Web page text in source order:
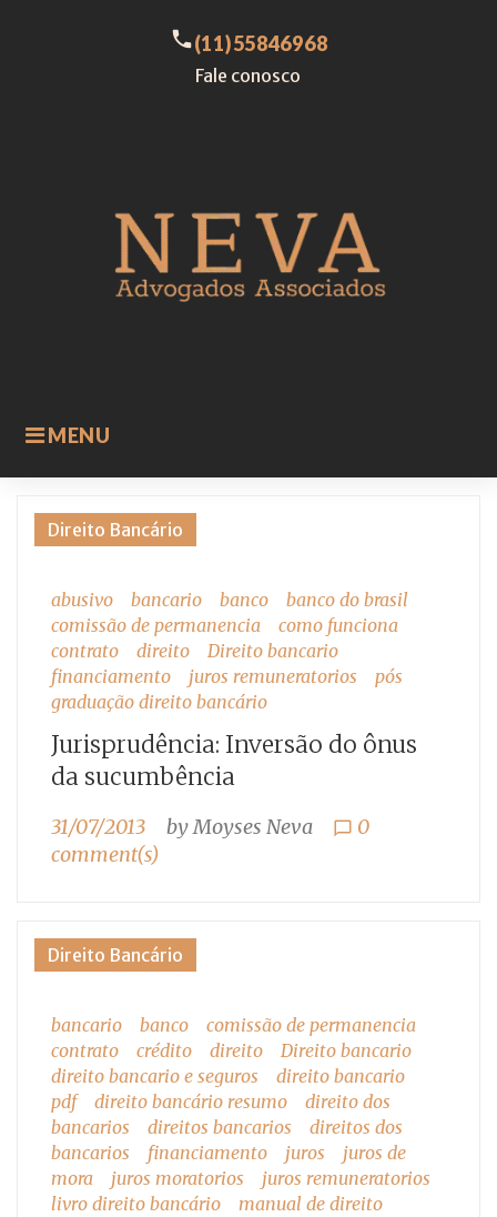
MENU
call(11)55846968
Fale conosco
Tag:
Direito Bancário
abusivo bancario banco
banco do brasil
comissão de permanencia
como funciona
contrato
direito
Direito bancario
financiamento
juros remuneratorios
pós
graduação direito bancário
Jurisprudência: Inversão do ônus
da sucumbência
31/07/2013 byMoyses Neva chat_bubble_outline 0
comment(s)
Direito Bancário
bancario banco
comissão de permanencia
contrato
crédito direito
Direito bancario
direito bancario e seguros
direito bancario
pdf
direito bancário resumo
direito dos
bancarios
direitos bancarios
direitos dos
bancarios
financiamento juros
juros de
mora
juros moratorios
juros remuneratorios
livro direito bancário
manual de direito